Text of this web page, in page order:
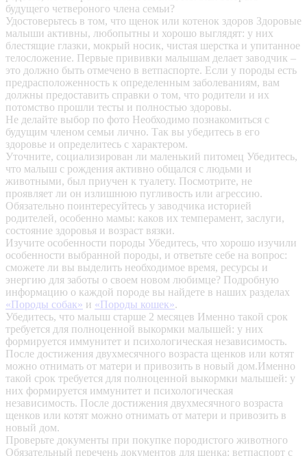
будущего четвероного члена семьи?
Удостоверьтесь в том, что щенок или котенок здоров Здоровые
малыши активны, любопытны и хорошо выглядят: у них
блестящие глазки, мокрый носик, чистая шерстка и упитанное
телосложение. Первые прививки малышам делает заводчик –
это должно быть отмечено в ветпаспорте. Если у породы есть
предрасположенность к определенным заболеваниям, вам
должны предоставить справки о том, что родители и их
потомство прошли тесты и полностью здоровы.
Не делайте выбор по фото Необходимо познакомиться с
будущим членом семьи лично. Так вы убедитесь в его
здоровье и определитесь с характером.
Уточните, социализирован ли маленький питомец Убедитесь,
что малыш с рождения активно общался с людьми и
животными, был приучен к туалету. Посмотрите, не
проявляет ли он излишнюю пугливость или агрессию.
Обязательно поинтересуйтесь у заводчика историей
родителей, особенно мамы: каков их темперамент, заслуги,
состояние здоровья и возраст вязки.
Изучите особенности породы Убедитесь, что хорошо изучили
особенности выбранной породы, и ответьте себе на вопрос:
сможете ли вы выделить необходимое время, ресурсы и
энергию для заботы о своем новом любимце? Подробную
информацию о каждой породе вы найдете в наших разделах
«Породы собак» и «Породы кошек».
Убедитесь, что малыш старше 2 месяцев Именно такой срок
требуется для полноценной выкормки малышей: у них
формируется иммунитет и психологическая независимость.
После достижения двухмесячного возраста щенков или котят
можно отнимать от матери и привозить в новый дом.Именно
такой срок требуется для полноценной выкормки малышей: у
них формируется иммунитет и психологическая
независимость. После достижения двухмесячного возраста
щенков или котят можно отнимать от матери и привозить в
новый дом.
Проверьте документы при покупке породистого животного
Обязательный перечень документов для щенка: ветпаспорт с